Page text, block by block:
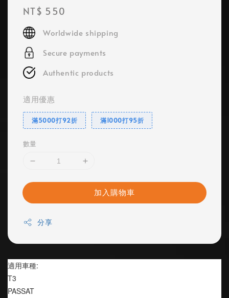
Regular
price
NT$ 550
Worldwide shipping
Secure payments
Authentic products
適用優惠
滿5000打92折 滿1000打95折
數量
加入購物車
分享
適用車種:
T3
PASSAT